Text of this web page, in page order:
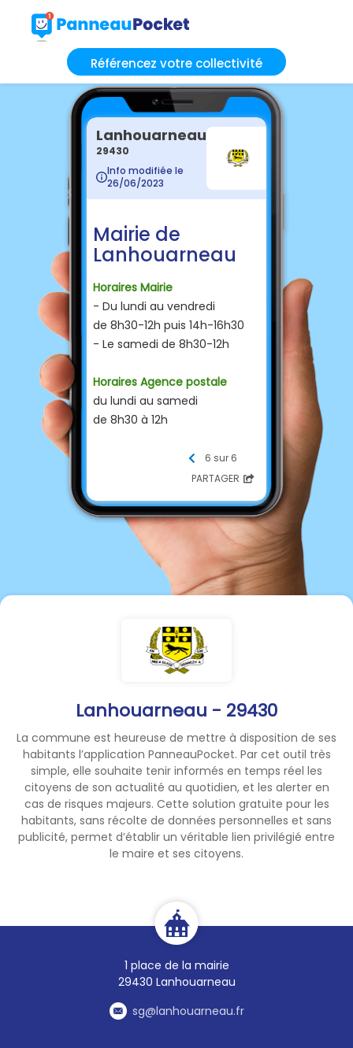
Référencez votre collectivité
Lanhouarneau - 29430
La commune est heureuse de mettre à disposition de ses
habitants l’application PanneauPocket. Par cet outil très
simple, elle souhaite tenir informés en temps réel les
citoyens de son actualité au quotidien, et les alerter en
cas de risques majeurs. Cette solution gratuite pour les
habitants, sans récolte de données personnelles et sans
publicité, permet d’établir un véritable lien privilégié entre
le maire et ses citoyens.
1 place de la mairie
29430 Lanhouarneau
sg@lanhouarneau.fr
Lanhouarneau
29430
Info modifiée le
26/06/2023
Mairie de
Lanhouarneau
Horaires Mairie
- Du lundi au vendredi
de 8h30-12h puis 14h-16h30
- Le samedi de 8h30-12h
Horaires Agence postale
du lundi au samedi
de 8h30 à 12h
urba@lanhouarneau.fr
Site Internet :
https://lanhouarneau.fr/
Mairie de Lanhouarneau
6 sur 6
PARTAGER